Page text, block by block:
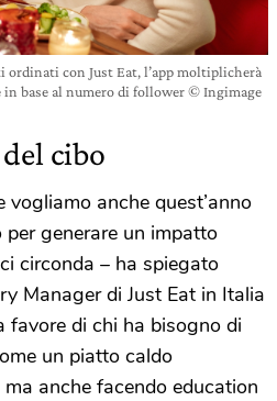
con Just Eat, l’app moltiplicherà
in base al numero di follower © Ingimage
cibo
vogliamo anche quest’anno
generare un impatto
circonda – ha spiegato
Manager di Just Eat in Italia
favore di chi ha bisogno di
un piatto caldo
anche facendo education